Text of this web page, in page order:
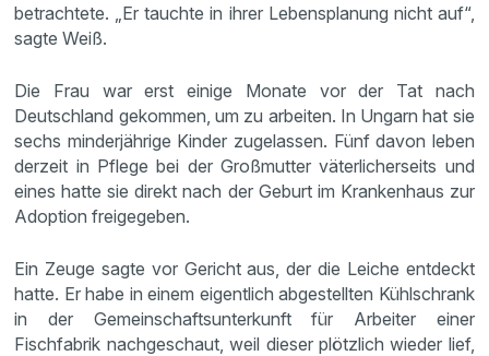
betrachtete. „Er tauchte in ihrer Lebensplanung nicht auf“,
sagte Weiß.
Die Frau war erst einige Monate vor der Tat nach
Deutschland gekommen, um zu arbeiten. In Ungarn hat sie
sechs minderjährige Kinder zugelassen. Fünf davon leben
derzeit in Pflege bei der Großmutter väterlicherseits und
eines hatte sie direkt nach der Geburt im Krankenhaus zur
Adoption freigegeben.
Ein Zeuge sagte vor Gericht aus, der die Leiche entdeckt
hatte. Er habe in einem eigentlich abgestellten Kühlschrank
in der Gemeinschaftsunterkunft für Arbeiter einer
Fischfabrik nachgeschaut, weil dieser plötzlich wieder lief,